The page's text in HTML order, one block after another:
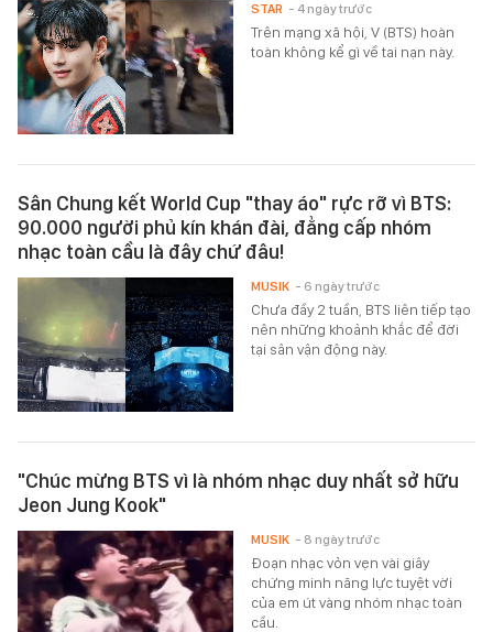
Trên mạng xã hội, V (BTS) hoàn
toàn không kể gì về tai nạn này.
STAR - 4 ngày trước
Sân Chung kết World Cup "thay áo" rực rỡ vì BTS:
90.000 người phủ kín khán đài, đẳng cấp nhóm
nhạc toàn cầu là đây chứ đâu!
Chưa đầy 2 tuần, BTS liên tiếp tạo
nên những khoảnh khắc để đời
tại sân vận động này.
MUSIK - 6 ngày trước
"Chúc mừng BTS vì là nhóm nhạc duy nhất sở hữu
Jeon Jung Kook"
Đoạn nhạc vỏn vẹn vài giây
chứng minh năng lực tuyệt vời
của em út vàng nhóm nhạc toàn
cầu.
MUSIK - 8 ngày trước